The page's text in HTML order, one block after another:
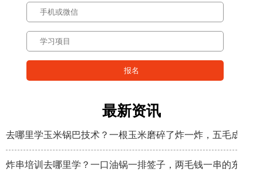
最新资讯
去哪里学玉米锅巴技术？一根玉米磨碎了炸一炸，五毛成本卖
炸串培训去哪里学？一口油锅一排签子，两毛钱一串的东西炸